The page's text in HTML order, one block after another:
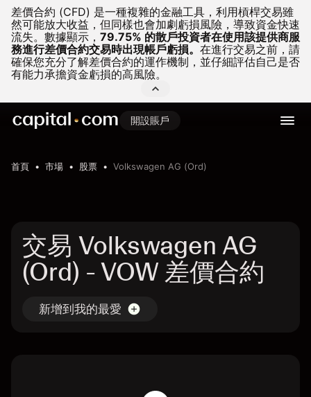
差價合約 (CFD) 是一種複雜的金融工具，利用槓桿交易雖
然可能放大收益，但同樣也會加劇虧損風險，導致資金快速
流失。 數據顯示， 79.75% 的散戶投資者在使用該提供商服
務進行差價合約交易時出現帳戶虧損。 在進行交易之前，請
確保您充分了解差價合約的運作機制，並仔細評估自己是否
有能力承擔資金虧損的高風險。
開設賬戶
首頁 市場 股票 Volkswagen AG (Ord)
交易 Volkswagen AG
(Ord) - VOW 差價合約
新增到我的最愛